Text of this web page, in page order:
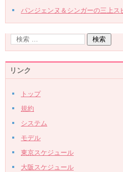
パンジェンヌ＆シンガーの三上ス
リンク
トップ
規約
システム
モデル
東京スケジュール
大阪スケジュール